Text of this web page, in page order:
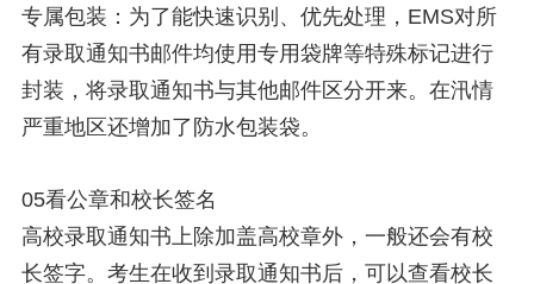
专属包装：为了能快速识别、优先处理，EMS对所
有录取通知书邮件均使用专用袋牌等特殊标记进行
封装，将录取通知书与其他邮件区分开来。在汛情
严重地区还增加了防水包装袋。
05看公章和校长签名
高校录取通知书上除加盖高校章外，一般还会有校
长签字。考生在收到录取通知书后，可以查看校长